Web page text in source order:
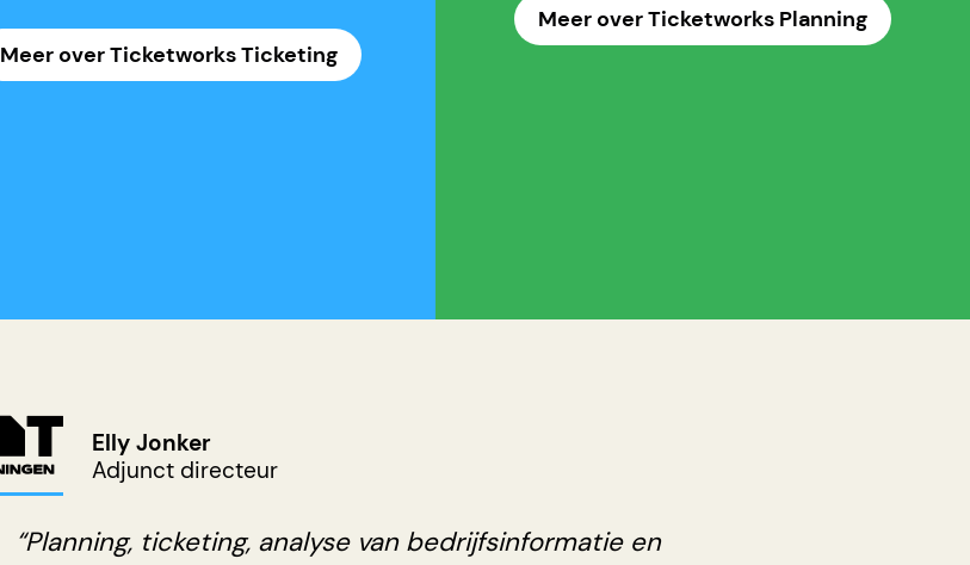
Meer over Ticketworks Ticketing
Meer over Ticketworks Planning
Elly Jonker
Adjunct directeur
“Planning, ticketing, analyse van bedrijfsinformatie en